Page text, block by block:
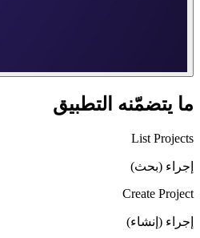
ما يتضمّنه التطبيق
List Projects
إجراء (بحث)
Create Project
إجراء (إنشاء)